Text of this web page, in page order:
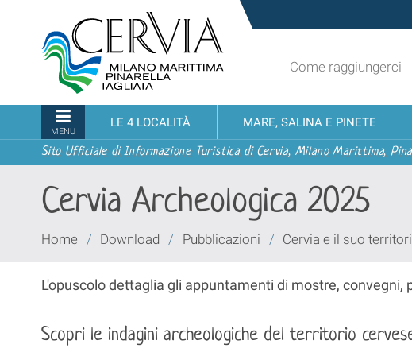
contenuti.
alla
navigazione
turistico
ufficiale
Cervia,
Milano
Marittima,
Pinarella,
Tagliata
Come raggiungerci
MENU
LE 4 LOCALITÀ MARE, SALINA E PINETE
Sito Ufficiale di Informazione Turistica di Cervia, Milano Marittima,
Cervia Archeologica 2025
Tu
qui:
Home / Download / Pubblicazioni / Cervia e il suo
L'opuscolo dettaglia gli appuntamenti di mostre,
Scopri le indagini archeologiche del territorio